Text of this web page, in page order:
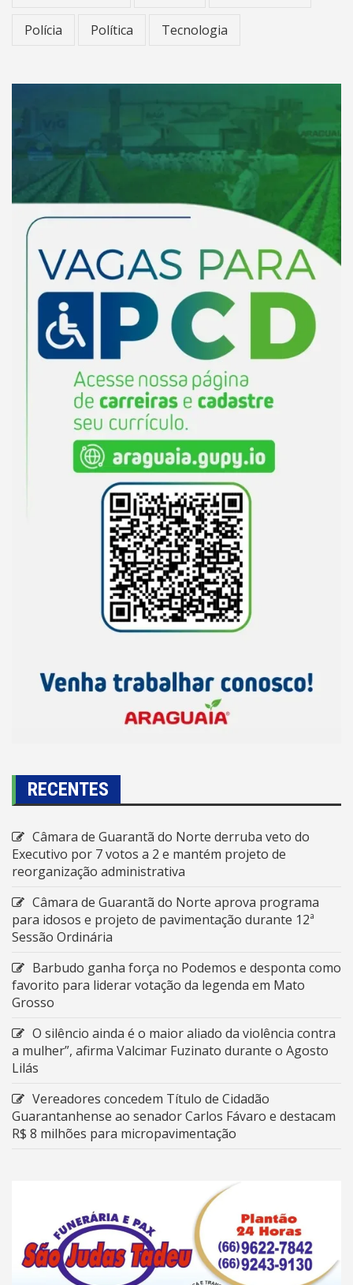
Polícia Política Tecnologia
RECENTES
Câmara de Guarantã do Norte derruba veto do
Executivo por 7 votos a 2 e mantém projeto de
reorganização administrativa
Câmara de Guarantã do Norte aprova programa
para idosos e projeto de pavimentação durante 12ª
Sessão Ordinária
Barbudo ganha força no Podemos e desponta como
favorito para liderar votação da legenda em Mato
Grosso
O silêncio ainda é o maior aliado da violência contra
a mulher”, afirma Valcimar Fuzinato durante o Agosto
Lilás
Vereadores concedem Título de Cidadão
Guarantanhense ao senador Carlos Fávaro e destacam
R$ 8 milhões para micropavimentação